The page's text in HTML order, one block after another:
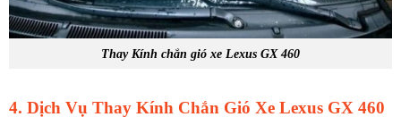
Thay Kính chắn gió xe Lexus GX 460
4. Dịch Vụ Thay Kính Chắn Gió Xe Lexus GX 460